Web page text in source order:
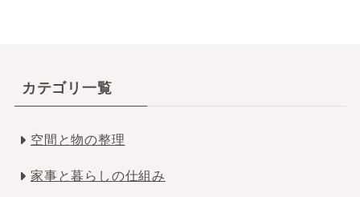
カテゴリ一覧
空間と物の整理
家事と暮らしの仕組み